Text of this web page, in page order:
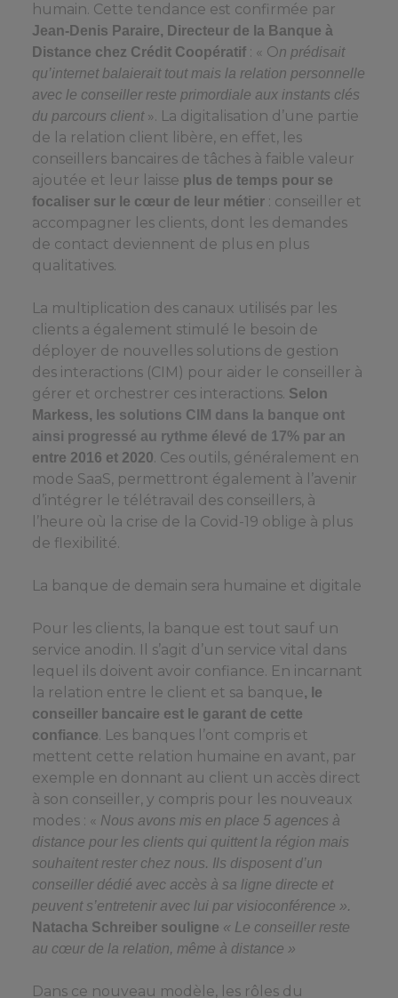
humain. Cette tendance est confirmée par
Jean-Denis Paraire, Directeur de la Banque à
Distance chez Crédit Coopératif : « On prédisait
qu’internet balaierait tout mais la relation personnelle
avec le conseiller reste primordiale aux instants clés
du parcours client». La digitalisation d’une partie
de la relation client libère, en effet, les
conseillers bancaires de tâches à faible valeur
ajoutée et leur laisse plus de temps pour se
focaliser sur le cœur de leur métier : conseiller et
accompagner les clients, dont les demandes
de contact deviennent de plus en plus
qualitatives.
La multiplication des canaux utilisés par les
clients a également stimulé le besoin de
déployer de nouvelles solutions de gestion
des interactions (CIM) pour aider le conseiller à
gérer et orchestrer ces interactions. Selon
Markess, les solutions CIM dans la banque ont
ainsi progressé au rythme élevé de 17% par an
entre 2016 et 2020. Ces outils, généralement en
mode SaaS, permettront également à l’avenir
d’intégrer le télétravail des conseillers, à
l’heure où la crise de la Covid-19 oblige à plus
de flexibilité.
La banque de demain sera humaine et digitale
Pour les clients, la banque est tout sauf un
service anodin. Il s’agit d’un service vital dans
lequel ils doivent avoir confiance. En incarnant
la relation entre le client et sa banque, le
conseiller bancaire est le garant de cette
confiance. Les banques l’ont compris et
mettent cette relation humaine en avant, par
exemple en donnant au client un accès direct
à son conseiller, y compris pour les nouveaux
modes : « Nous avons mis en place 5 agences à
distance pour les clients qui quittent la région mais
souhaitent rester chez nous. Ils disposent d’un
conseiller dédié avec accès à sa ligne directe et
peuvent s’entretenir avec lui par visioconférence ».
Natacha Schreiber souligne « Le conseiller reste
au cœur de la relation, même à distance »
Dans ce nouveau modèle, les rôles du